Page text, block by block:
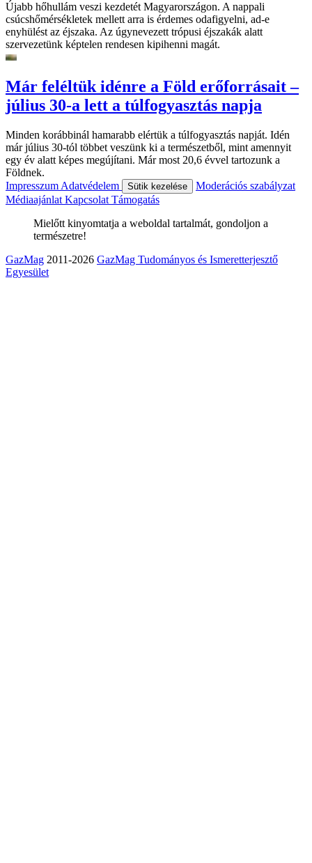
Újabb hőhullám veszi kezdetét Magyarországon. A nappali
csúcshőmérsékletek mellett arra is érdemes odafigyelni, ad-e
enyhülést az éjszaka. Az úgynevezett trópusi éjszakák alatt
szervezetünk képtelen rendesen kipihenni magát.
Már feléltük idénre a Föld erőforrásait –
július 30-a lett a túlfogyasztás napja
Minden korábbinál hamarabb elértük a túlfogyasztás napját. Idén
már július 30-tól többet veszünk ki a természetből, mint amennyit
egy év alatt képes megújítani. Már most 20,6 évvel tartozunk a
Földnek.
Impresszum Adatvédelem Sütik kezelése
Moderációs szabályzat
Médiaajánlat Kapcsolat Támogatás
Mielőtt kinyomtatja a weboldal tartalmát, gondoljon a
természetre!
GazMag 2011-2026 GazMag Tudományos és Ismeretterjesztő
Egyesület